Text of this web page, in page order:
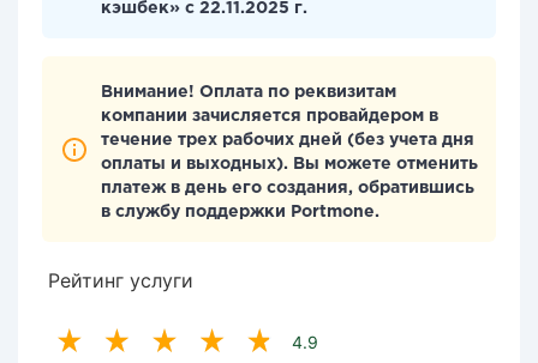
кэшбек» с 22.11.2025 г.
Внимание! Оплата по реквизитам
компании зачисляется провайдером в
течение трех рабочих дней (без учета дня
оплаты и выходных). Вы можете отменить
платеж в день его создания, обратившись
в службу поддержки Portmone.
Рейтинг услуги
4.9